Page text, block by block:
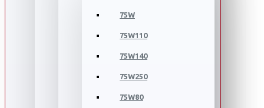
75W
75W110
75W140
75W250
75W80